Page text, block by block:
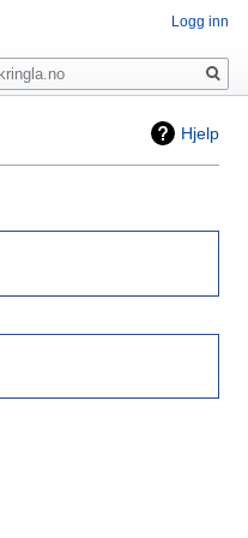
Hjelp
Logg inn